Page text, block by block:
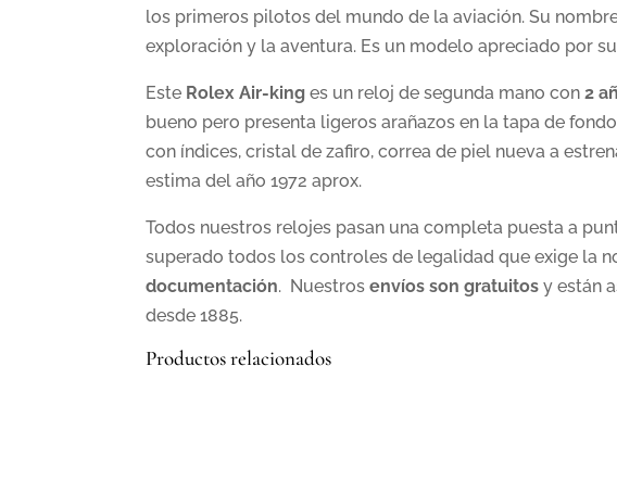
los primeros pilotos del mundo de la aviación. Su
exploración y la aventura. Es un modelo apreciado por
Este Rolex Air-kinges un reloj de segunda mano con 2
bueno pero presenta ligeros arañazos en la tapa de
con índices, cristal de zafiro, correa de piel nueva a
estima del año 1972 aprox.
Todos nuestros relojes pasan una completa puesta a
superado todos los controles de legalidad que exige la
documentación. Nuestros envíos son gratuitos y están
desde 1885.
Productos relacionados